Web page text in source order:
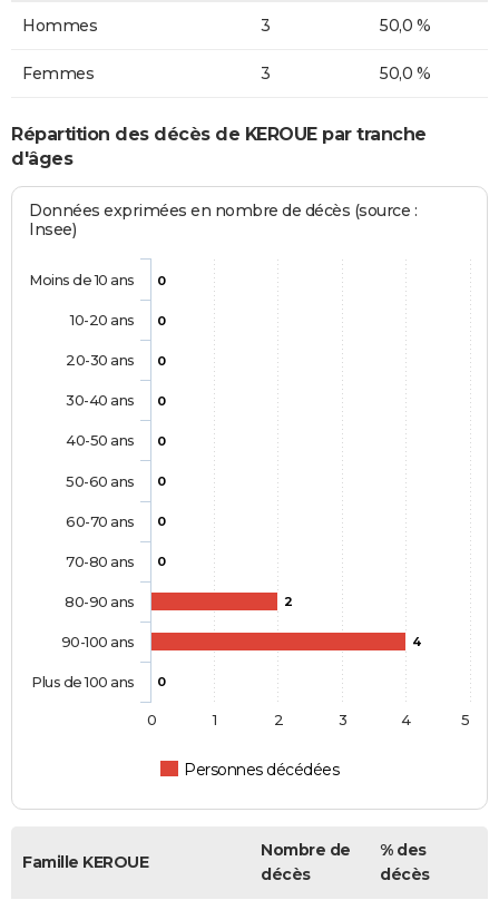
Hommes 3 50,0 %
Femmes 3 50,0 %
Répartition des décès de KEROUE par tranche
d'âges
Données exprimées en nombre de décès (source :
Insee)
0
0
0
0
0
0
0
0
2
4
0
Personnes décédées
Moins de 10 ans
10-20 ans
20-30 ans
30-40 ans
40-50 ans
50-60 ans
60-70 ans
70-80 ans
80-90 ans
90-100 ans
Plus de 100 ans
0 1 2 3 4 5
Famille KEROUE
Nombre de
décès
% des
décès